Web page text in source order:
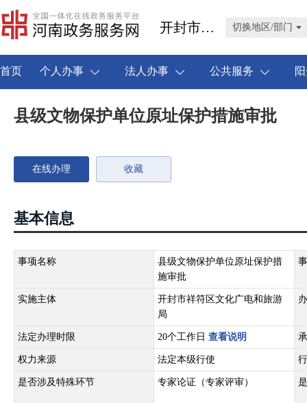
开封市祥符区 切换地区/部门
首页 个人办事 法人办事 公共服务
县级文物保护单位原址保护措施审批
在线办理 收藏
基本信息
事项名称
县级文物保护单位原址保护措
施审批
实施主体
开封市祥符区文化广电和旅游
局
法定办理时限 20个工作日 查看说明
权力来源 法定本级行使
是否涉及特殊环节 专家论证（专家评审）